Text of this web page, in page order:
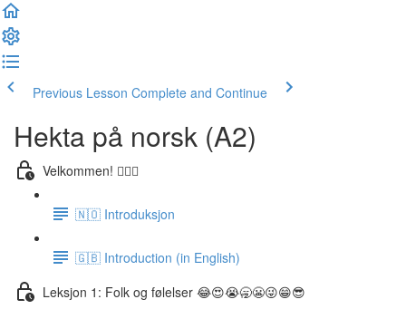
Previous Lesson Complete and Continue
Hekta på norsk (A2)
Velkommen! 🙋🏼‍♂️
🇳🇴 Introduksjon
🇬🇧 Introduction (in English)
Leksjon 1: Folk og følelser 😂😍😭🥱😬😜😁😎